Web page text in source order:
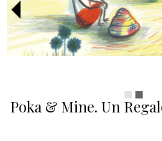
Previous
Poka & Mine. Un